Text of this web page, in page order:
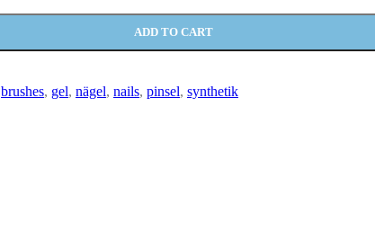
ADD TO CART
brushes, gel, nägel, nails, pinsel, synthetik